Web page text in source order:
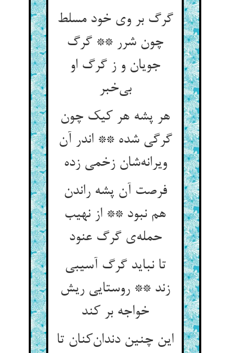
گرگ بر وی خود مسلط
چون شرر ** گرگ
جویان و ز گرگ او
بی‌خبر
هر پشه هر کیک چون
گرگی شده ** اندر آن
ویرانه‌شان زخمی زده
فرصت آن پشه راندن
هم نبود ** از نهیب
حمله‌ی گرگ عنود
تا نباید گرگ آسیبی
زند ** روستایی ریش
خواجه بر کند
این چنین دندان‌کنان تا